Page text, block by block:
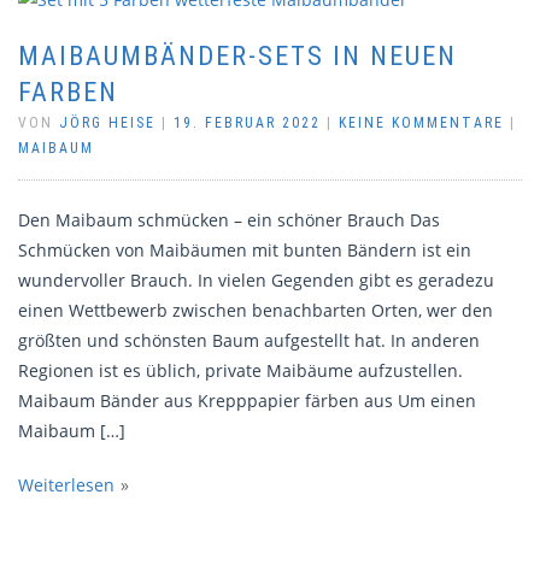
MAIBAUMBÄNDER-SETS IN NEUEN
FARBEN
VON JÖRG HEISE 19. FEBRUAR 2022 KEINE KOMMENTARE
MAIBAUM
Den Maibaum schmücken – ein schöner Brauch Das
Schmücken von Maibäumen mit bunten Bändern ist ein
wundervoller Brauch. In vielen Gegenden gibt es geradezu
einen Wettbewerb zwischen benachbarten Orten, wer den
größten und schönsten Baum aufgestellt hat. In anderen
Regionen ist es üblich, private Maibäume aufzustellen.
Maibaum Bänder aus Krepppapier färben aus Um einen
Maibaum […]
Weiterlesen